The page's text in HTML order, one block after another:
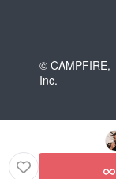
© CAMPFIRE,
Inc.